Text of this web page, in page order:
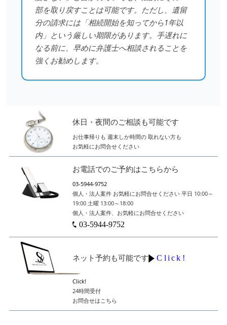
部を取り戻すことは可能です。ただし、遺留
分の請求には「相続開始を知ってから1年以
内」という厳しい期限があります。手遅れに
なる前に、早めに弁護士へ相談されることを
強くお勧めします。
休日・夜間のご相談も可能です
お仕事帰りも 週末しか時間の 取れない方も
お気軽にお問合せください
お電話でのご予約はこちらから
03-5944-9752
個人・法人案件 お気軽にお問合せください 平日 10:00～
19:00 土曜 13:00～18:00
個人・法人案件、お気軽にお問合せください
03-5944-9752
ネット予約も可能です Click!
Click!
24時間受付
お問合せはこちら